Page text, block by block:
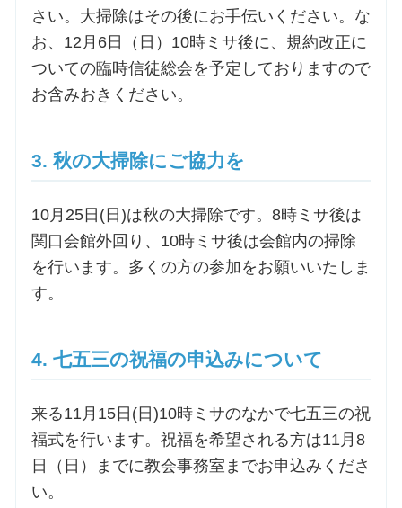
さい。大掃除はその後にお手伝いください。な
お、12月6日（日）10時ミサ後に、規約改正に
ついての臨時信徒総会を予定しておりますので
お含みおきください。
3. 秋の大掃除にご協力を
10月25日(日)は秋の大掃除です。8時ミサ後は
関口会館外回り、10時ミサ後は会館内の掃除
を行います。多くの方の参加をお願いいたしま
す。
4. 七五三の祝福の申込みについて
来る11月15日(日)10時ミサのなかで七五三の祝
福式を行います。祝福を希望される方は11月8
日（日）までに教会事務室までお申込みくださ
い。